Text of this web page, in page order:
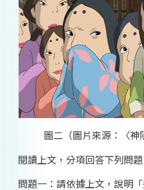
圖二（圖片來源：〈
閱讀上文，分項回答下列問題
問題一：請依據上文，說明